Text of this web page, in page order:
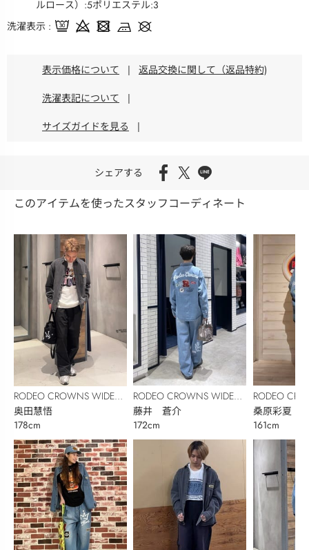
ルロース）:5ポリエステル:3
洗濯表示
表示価格について | 返品交換に関して（返品特約)
洗濯表記について |
サイズガイドを見る |
シェアする
このアイテムを使ったスタッフコーディネート
RODEO CROWNS WIDE
BOWL
奥田慧悟
178cm
RODEO CROWNS WIDE
BOWL
藤井 蒼介
172cm
RODEO
BOWL
桑原彩夏
161cm